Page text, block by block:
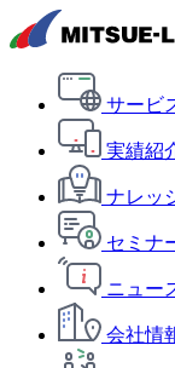
サービ
実績紹
ナレッ
セミナ
ニュー
会社情